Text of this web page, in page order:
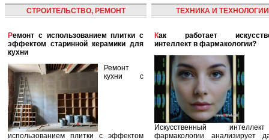
СТРОИТЕЛЬСТВО, РЕМОНТ
Ремонт с использованием плитки с
эффектом старинной керамики для
кухни
Ремонт
кухни с
использованием плитки с эффектом
ТЕХНИКА И ТЕХНОЛОГИИ
Как работает искусственный
интеллект в фармакологии?
Искусственный
фармакологии анализирует